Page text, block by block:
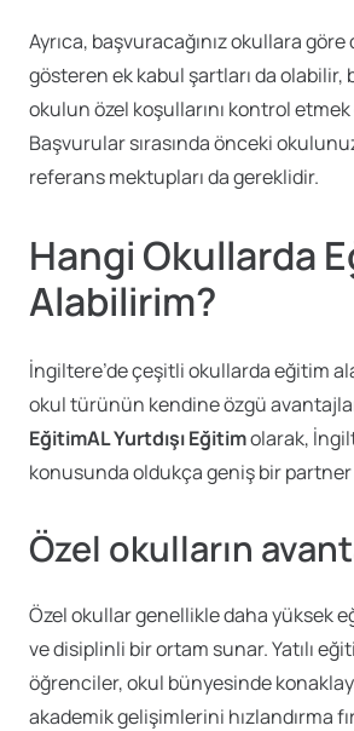
Ayrıca, başvuracağınız okullara
gösteren ek kabul şartları da olabilir,
okulun özel koşullarını kontrol
Başvurular sırasında önceki
referans mektupları da gereklidir.
Hangi Okullarda
Alabilirim?
İngiltere’de çeşitli okullarda eğitim
okul türünün kendine özgü
EğitimAL Yurtdışı Eğitimolarak,
konusunda oldukça geniş bir partner
Özel okulların
Özel okullar genellikle daha yüksek
ve disiplinli bir ortam sunar. Yatılı
öğrenciler, okul bünyesinde
akademik gelişimlerini hızlandırma